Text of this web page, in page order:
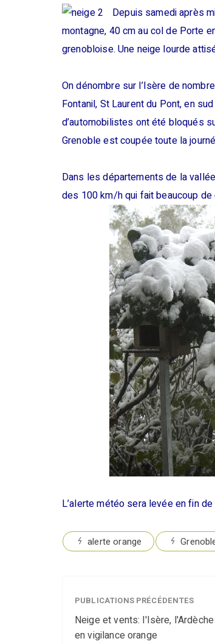
Depuis samedi après
montagne, 40 cm au col de Porte
grenobloise. Une neige lourde
On dénombre sur l’Isère de
Fontanil, St Laurent du Pont, en
d’automobilistes ont été bloqués
Grenoble est coupée toute la
Dans les départements de la
des 100 km/h qui fait beaucoup
L’alerte météo sera levée en fin
alerte orange
PUBLICATIONS PRÉCÉDENTES
Neige et vents: l'Isère,
en vigilance orange